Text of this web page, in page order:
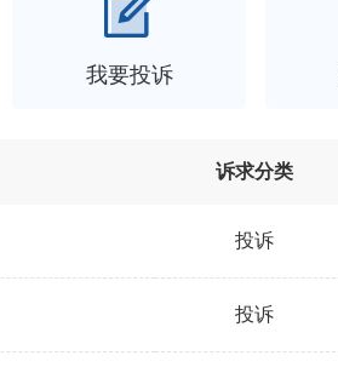
我要投诉
诉求分类
投诉
投诉